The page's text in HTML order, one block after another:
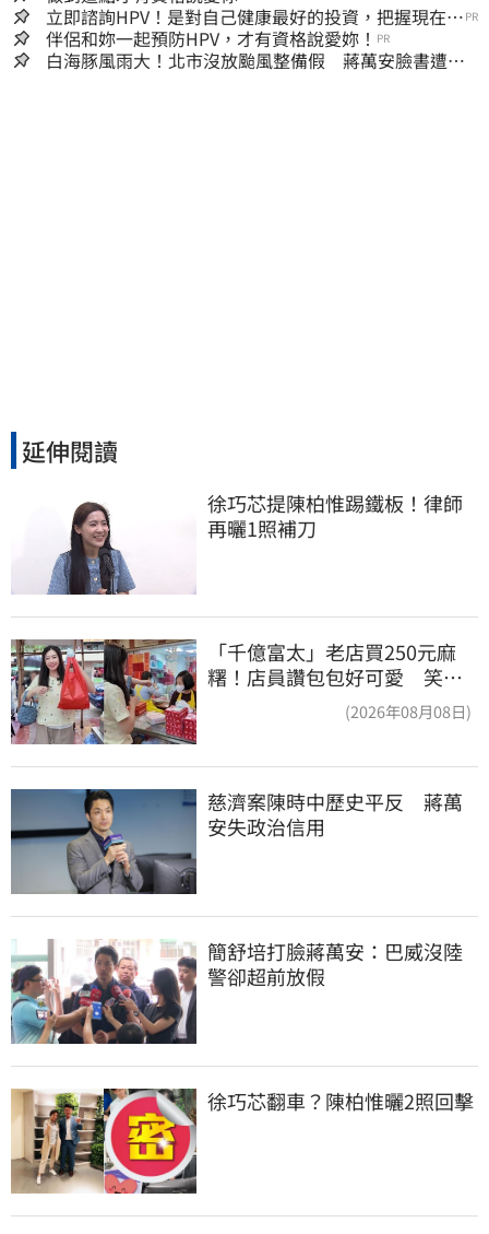
立即諮詢HPV！是對自己健康最好的投資，把握現在不
嫌晚！
PR
伴侶和妳一起預防HPV，才有資格說愛妳！ PR
白海豚風雨大！北市沒放颱風整備假 蔣萬安臉書遭網
延伸閱讀
徐巧芯提陳柏惟踢鐵板！律師
再曬1照補刀
「千億富太」老店買250元麻
糬！店員讚包包好可愛 笑
(2026年08月08日)
慈濟案陳時中歷史平反　蔣萬
安失政治信用
簡舒培打臉蔣萬安：巴威沒陸
警卻超前放假
徐巧芯翻車？陳柏惟曬2照回擊